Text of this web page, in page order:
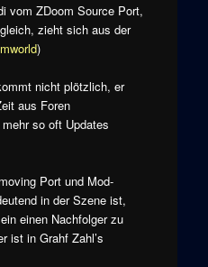
vom ZDoom Source Port,
zieht sich aus der
)
nicht plötzlich, er
aus Foren
so oft Updates
Port und Mod-
in der Szene ist,
einen Nachfolger zu
ist in Grahf Zahl’s